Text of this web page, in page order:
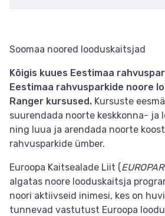
Soomaa noored looduskaitsjad
Kõigis kuues Eestimaa
Eestimaa rahvusparkide noore
Ranger kursused. Kursuste
suurendada noorte keskkonna- ja
ning luua ja arendada noorte
rahvusparkide ümber.
Euroopa Kaitsealade Liit (
algatas noore looduskaitsja
noori aktiivseid inimesi, kes on
tunnevad vastutust Euroopa